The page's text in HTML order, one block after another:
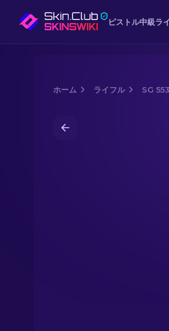
ピストル中級ラ
ホーム ライフル SG 553